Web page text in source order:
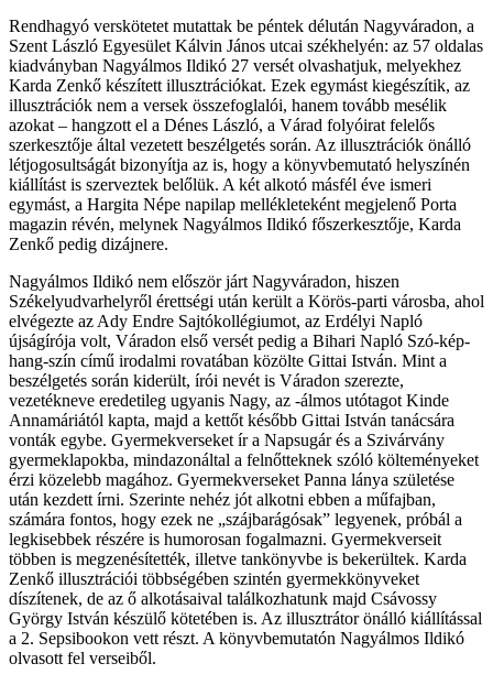
Rendhagyó verskötetet mutattak be péntek délután Nagyváradon, a
Szent László Egyesület Kálvin János utcai székhelyén: az 57 oldalas
kiadványban Nagyálmos Ildikó 27 versét olvashatjuk, melyekhez
Karda Zenkő készített illusztrációkat. Ezek egymást kiegészítik, az
illusztrációk nem a versek összefoglalói, hanem tovább mesélik
azokat – hangzott el a Dénes László, a Várad folyóirat felelős
szerkesztője által vezetett beszélgetés során. Az illusztrációk önálló
létjogosultságát bizonyítja az is, hogy a könyvbemutató helyszínén
kiállítást is szerveztek belőlük. A két alkotó másfél éve ismeri
egymást, a Hargita Népe napilap mellékleteként megjelenő Porta
magazin révén, melynek Nagyálmos Ildikó főszerkesztője, Karda
Zenkő pedig dizájnere.
Nagyálmos Ildikó nem először járt Nagyváradon, hiszen
Székelyudvarhelyről érettségi után került a Körös-parti városba, ahol
elvégezte az Ady Endre Sajtókollégiumot, az Erdélyi Napló
újságírója volt, Váradon első versét pedig a Bihari Napló Szó-kép-
hang-szín című irodalmi rovatában közölte Gittai István. Mint a
beszélgetés során kiderült, írói nevét is Váradon szerezte,
vezetékneve eredetileg ugyanis Nagy, az -álmos utótagot Kinde
Annamáriától kapta, majd a kettőt később Gittai István tanácsára
vonták egybe. Gyermekverseket ír a Napsugár és a Szivárvány
gyermeklapokba, mindazonáltal a felnőtteknek szóló költeményeket
érzi közelebb magához. Gyermekverseket Panna lánya születése
után kezdett írni. Szerinte nehéz jót alkotni ebben a műfajban,
számára fontos, hogy ezek ne „szájbarágósak” legyenek, próbál a
legkisebbek részére is humorosan fogalmazni. Gyermekverseit
többen is megzenésítették, illetve tankönyvbe is bekerültek. Karda
Zenkő illusztrációi többségében szintén gyermekkönyveket
díszítenek, de az ő alkotásaival találkozhatunk majd Csávossy
György István készülő kötetében is. Az illusztrátor önálló kiállítással
a 2. Sepsibookon vett részt. A könyvbemutatón Nagyálmos Ildikó
olvasott fel verseiből.